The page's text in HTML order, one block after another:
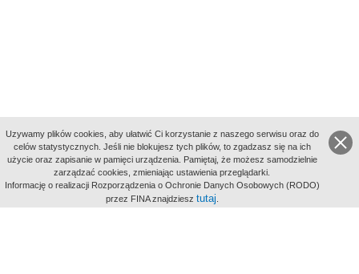
aktywności
Uzywamy plików cookies, aby ułatwić Ci korzystanie z naszego serwisu oraz do
celów statystycznych. Jeśli nie blokujesz tych plików, to zgadzasz się na ich
użycie oraz zapisanie w pamięci urządzenia. Pamiętaj, że możesz samodzielnie
zarządzać cookies, zmieniając ustawienia przeglądarki.
Informację o realizacji Rozporządzenia o Ochronie Danych Osobowych (RODO)
przez FINA znajdziesz tutaj